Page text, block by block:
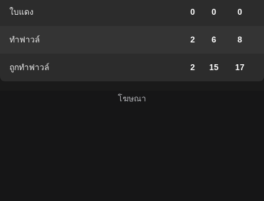
ใบแดง 0 0 0
ทำฟาวล์ 2 6 8
ถูกทำฟาวล์ 2 15 17